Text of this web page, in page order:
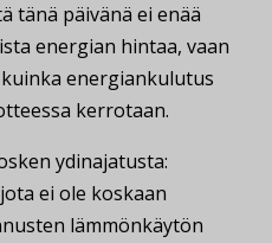
tänä päivänä ei enää
energian hintaa, vaan
energiankulutus
kerrotaan.
ydinajatusta:
ei ole koskaan
lämmönkäytön